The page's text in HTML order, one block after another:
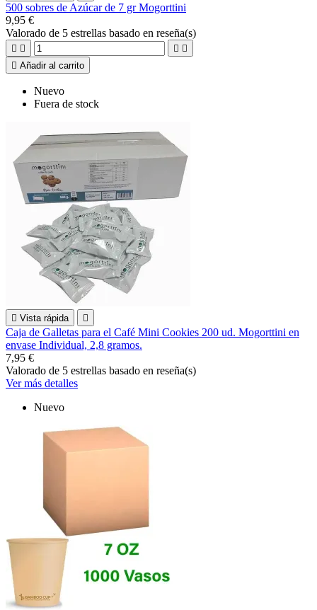
500 sobres de Azúcar de 7 gr Mogorttini
9,95 €
Valorado de 5 estrellas basado en reseña(s)
   
 Añadir al carrito
Nuevo
Fuera de stock
 Vista rápida 
Caja de Galletas para el Café Mini Cookies 200 ud. Mogorttini en
envase Individual, 2,8 gramos.
7,95 €
Valorado de 5 estrellas basado en reseña(s)
Ver más detalles
Nuevo